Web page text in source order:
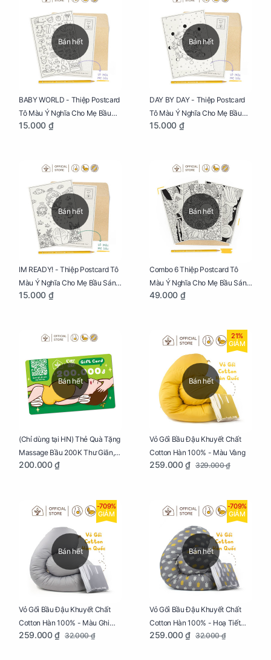
Bán hết
BABY WORLD - Thiệp Postcard
Tô Màu Ý Nghĩa Cho Mẹ Bầu
Sáng Tạo, Thư Giãn Và Hạnh
15.000 ₫
Bán hết
DAY BY DAY - Thiệp Postcard
Tô Màu Ý Nghĩa Cho Mẹ Bầu
Sáng Tạo, Thư Giãn Và Hạnh
15.000 ₫
Bán hết
IM READY! - Thiệp Postcard Tô
Màu Ý Nghĩa Cho Mẹ Bầu Sáng
Tạo, Thư Giãn Và Hạnh Phúc
15.000 ₫
Bán hết
Combo 6 Thiệp Postcard Tô
Màu Ý Nghĩa Cho Mẹ Bầu Sáng
Tạo, Thư Giãn Và Hạnh Phúc
49.000 ₫
Bán hết
(Chỉ dùng tại HN) Thẻ Quà Tặng
Massage Bầu 200K Thư Giãn,
Tăng Tuần Hoàn Máu, Ngủ
200.000 ₫
Bán hết
21%
GIẢM
Vỏ Gối Bầu Đậu Khuyết Chất
Cotton Hàn 100% - Màu Vàng
259.000 ₫ 329.000 ₫
Bán hết
-709%
GIẢM
Vỏ Gối Bầu Đậu Khuyết Chất
Cotton Hàn 100% - Màu Ghi
Xám
259.000 ₫ 32.000 ₫
Bán hết
-709%
GIẢM
Vỏ Gối Bầu Đậu Khuyết Chất
Cotton Hàn 100% - Hoạ Tiết
Xương Cá
259.000 ₫ 32.000 ₫